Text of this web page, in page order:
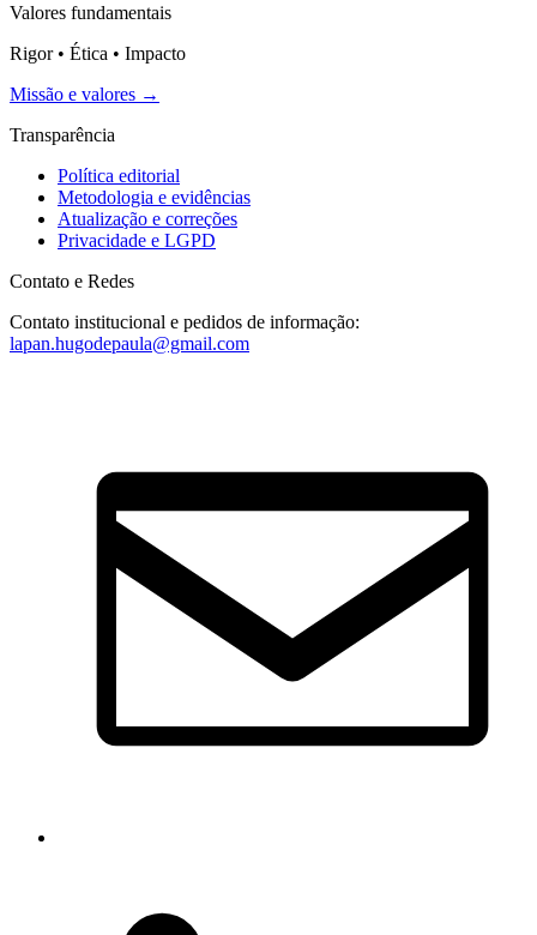
Valores fundamentais
Rigor • Ética • Impacto
Missão e valores →
Transparência
Política editorial
Metodologia e evidências
Atualização e correções
Privacidade e LGPD
Contato e Redes
Contato institucional e pedidos de informação:
lapan.hugodepaula@gmail.com